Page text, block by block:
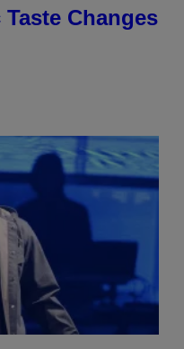
Changes